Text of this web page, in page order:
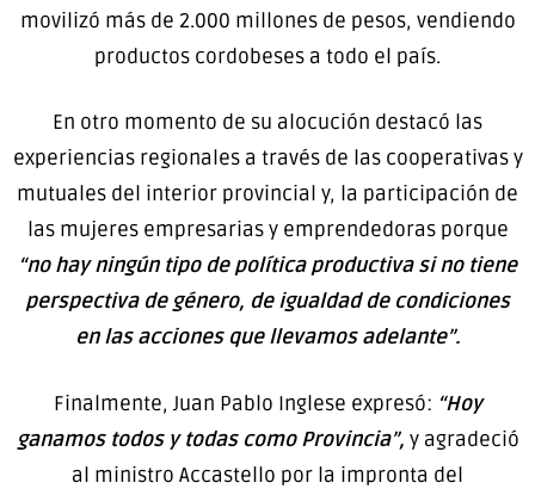
movilizó más de 2.000 millones de pesos, vendiendo
productos cordobeses a todo el país.
En otro momento de su alocución destacó las
experiencias regionales a través de las cooperativas y
mutuales del interior provincial y, la participación de
las mujeres empresarias y emprendedoras porque
“no hay ningún tipo de política productiva si no tiene
perspectiva de género, de igualdad de condiciones
en las acciones que llevamos adelante”.
Finalmente, Juan Pablo Inglese expresó: “Hoy
ganamos todos y todas como Provincia”, y agradeció
al ministro Accastello por la impronta del